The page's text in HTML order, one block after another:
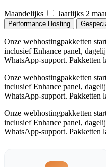
Maandelijks Jaarlijks 2
Performance Hosting
Onze webhostingpakketten
inclusief Enhance panel,
WhatsApp-support. Pakketten
Onze webhostingpakketten
inclusief Enhance panel,
WhatsApp-support. Pakketten
Onze webhostingpakketten
inclusief Enhance panel,
WhatsApp-support. Pakketten